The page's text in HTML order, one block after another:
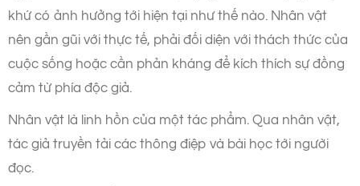
khứ có ảnh hưởng tới hiện tại như thế nào. Nhân vật
nên gần gũi với thực tế, phải đối diện với thách thức của
cuộc sống hoặc cần phản kháng để kích thích sự đồng
cảm từ phía độc giả.
Nhân vật là linh hồn của một tác phẩm. Qua nhân vật,
tác giả truyền tải các thông điệp và bài học tới người
đọc.